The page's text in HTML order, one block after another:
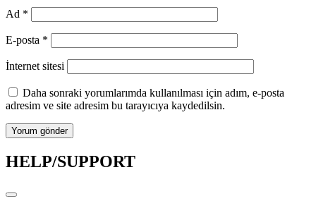
Ad *
E-posta *
İnternet sitesi
Daha sonraki yorumlarımda kullanılması için adım, e-posta
adresim ve site adresim bu tarayıcıya kaydedilsin.
HELP/SUPPORT